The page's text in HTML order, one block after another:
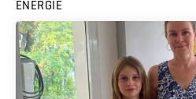
ENERGIE